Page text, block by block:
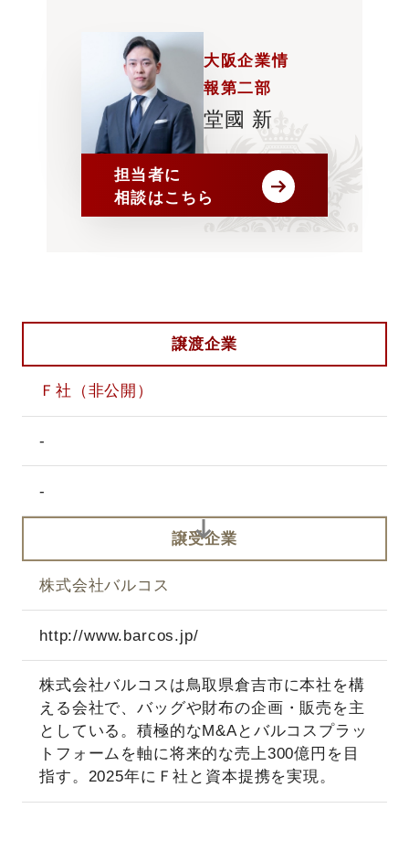
大阪企業情
報第二部
堂國 新
担当者に
相談はこちら
譲渡企業
Ｆ社（非公開）
‐
‐
譲受企業
株式会社バルコス
http://www.barcos.jp/
株式会社バルコスは鳥取県倉吉市に本社を構
える会社で、バッグや財布の企画・販売を主
としている。積極的なM&Aとバルコスプラッ
トフォームを軸に将来的な売上300億円を目
指す。2025年にＦ社と資本提携を実現。